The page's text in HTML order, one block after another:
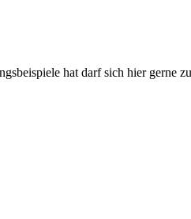
hat darf sich hier gerne